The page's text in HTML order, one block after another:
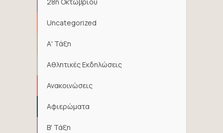
28η Οκτωβρίου
Uncategorized
Α' Τάξη
Αθλητικές Εκδηλώσεις
Ανακοινώσεις
Αφιερώματα
Β' Τάξη